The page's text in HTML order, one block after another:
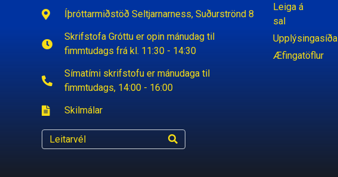
Íþróttarmiðstöð Seltjarnarness, Suðurströnd 8
Skrifstofa Gróttu er opin mánudag til
fimmtudags frá kl. 11:30 - 14:30
Símatími skrifstofu er mánudaga til
fimmtudags, 14:00 - 16:00
Skilmálar
Leiga á
sal
Upplýsingasíða
Æfingatöflur